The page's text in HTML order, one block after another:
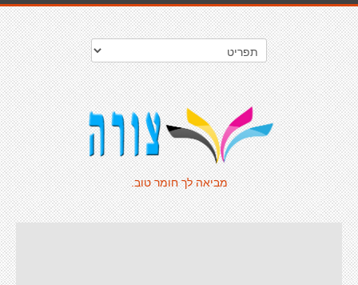
מביאה לך חומר טוב.